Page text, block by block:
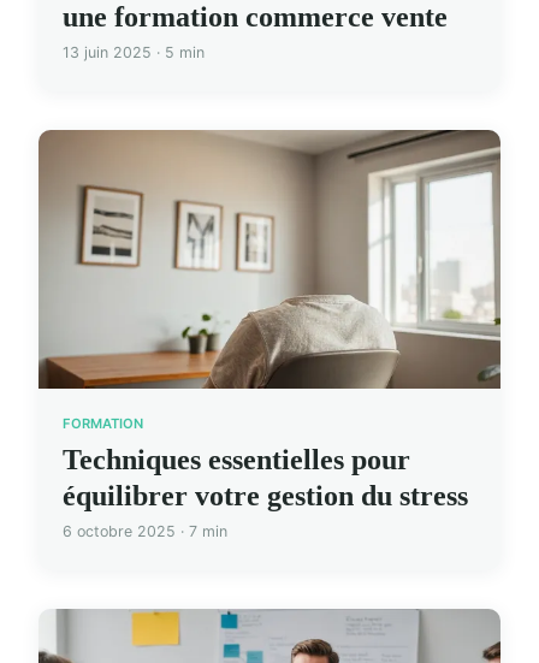
une formation commerce vente
13 juin 2025 · 5 min
FORMATION
Techniques essentielles pour
équilibrer votre gestion du stress
6 octobre 2025 · 7 min